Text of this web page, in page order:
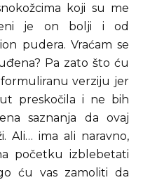
koji su me
je on bolji i od
pudera. Vraćam se
Pa zato što ću
verziju jer
preskočila i ne bih
saznanja da ovaj
Ali… ima ali naravno,
početku izblebetati
ću vas zamoliti da